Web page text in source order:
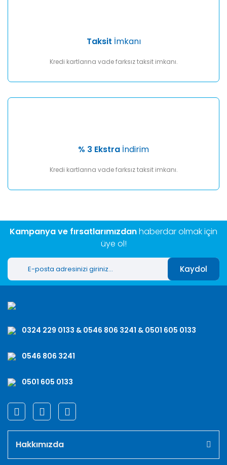
Taksit İmkanı
Kredi kartlarına vade farksız taksit imkanı.
% 3 Ekstra İndirim
Kredi kartlarına vade farksız taksit imkanı.
Kampanya ve fırsatlarımızdanhaberdar olmak için
üye ol!
Kaydol
0324 229 0133 & 0546 806 3241 & 0501 605 0133
0546 806 3241
0501 605 0133
Hakkımızda